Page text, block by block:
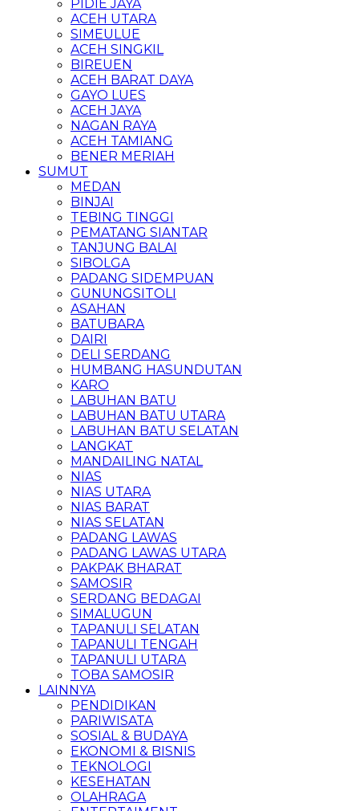
PIDIE JAYA
ACEH UTARA
SIMEULUE
ACEH SINGKIL
BIREUEN
ACEH BARAT DAYA
GAYO LUES
ACEH JAYA
NAGAN RAYA
ACEH TAMIANG
BENER MERIAH
SUMUT
MEDAN
BINJAI
TEBING TINGGI
PEMATANG SIANTAR
TANJUNG BALAI
SIBOLGA
PADANG SIDEMPUAN
GUNUNGSITOLI
ASAHAN
BATUBARA
DAIRI
DELI SERDANG
HUMBANG HASUNDUTAN
KARO
LABUHAN BATU
LABUHAN BATU UTARA
LABUHAN BATU SELATAN
LANGKAT
MANDAILING NATAL
NIAS
NIAS UTARA
NIAS BARAT
NIAS SELATAN
PADANG LAWAS
PADANG LAWAS UTARA
PAKPAK BHARAT
SAMOSIR
SERDANG BEDAGAI
SIMALUGUN
TAPANULI SELATAN
TAPANULI TENGAH
TAPANULI UTARA
TOBA SAMOSIR
LAINNYA
PENDIDIKAN
PARIWISATA
SOSIAL & BUDAYA
EKONOMI & BISNIS
TEKNOLOGI
KESEHATAN
OLAHRAGA